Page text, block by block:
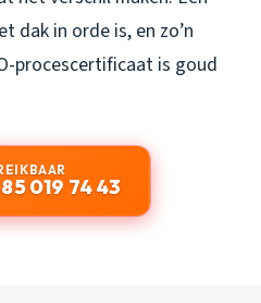
dak in orde is, en zo’n
procescertificaat is goud
019 74 43